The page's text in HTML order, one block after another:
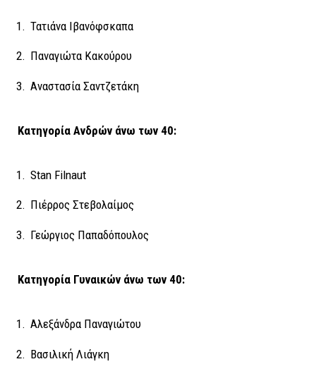
Τατιάνα Ιβανόφσκαπα
Παναγιώτα Κακούρου
Αναστασία Σαντζετάκη
Κατηγορία Ανδρών άνω των 40:
Stan Filnaut
Πιέρρος Στεβολαίμος
Γεώργιος Παπαδόπουλος
Κατηγορία Γυναικών άνω των 40:
Αλεξάνδρα Παναγιώτου
Βασιλική Λιάγκη